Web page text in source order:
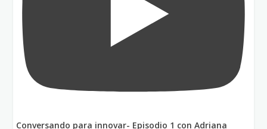
Conversando para innovar- Episodio 1 con Adriana